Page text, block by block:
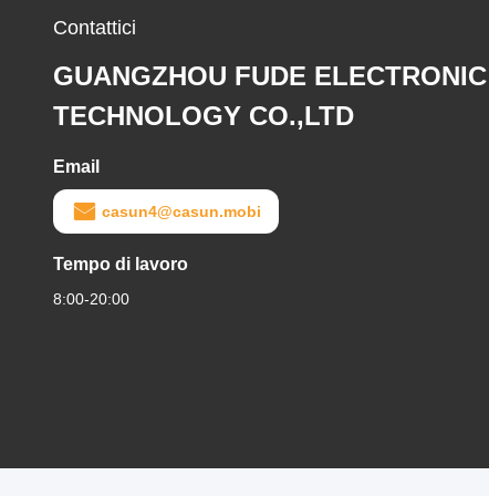
Contattici
GUANGZHOU FUDE ELECTRONIC
TECHNOLOGY CO.,LTD
Email
casun4@casun.mobi
Tempo di lavoro
8:00-20:00